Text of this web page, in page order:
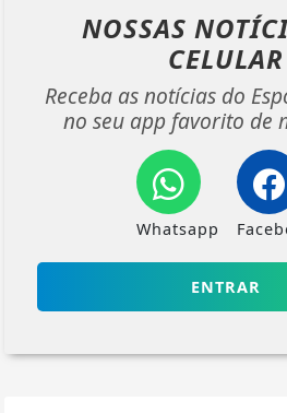
NOSSAS
CELULAR
Receba as notícias do
no seu app favorito de
Whatsapp
ENTRAR